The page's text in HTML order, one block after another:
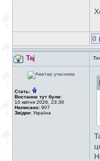
0
Taj
Стать:
Востаннє тут були:
10 квітня 2026, 23:36
Написано: 907
Звідки: Україна